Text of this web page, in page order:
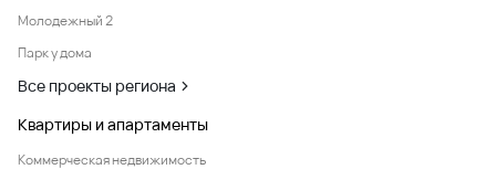
Молодежный 2
Парк у дома
Все проекты региона
Квартиры и апартаменты
Коммерческая недвижимость